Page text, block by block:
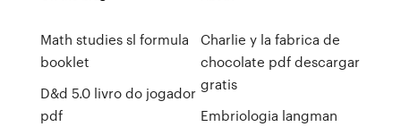
Math studies sl formula
booklet
D&d 5.0 livro do jogador
pdf
Charlie y la fabrica de
chocolate pdf descargar
gratis
Embriologia langman